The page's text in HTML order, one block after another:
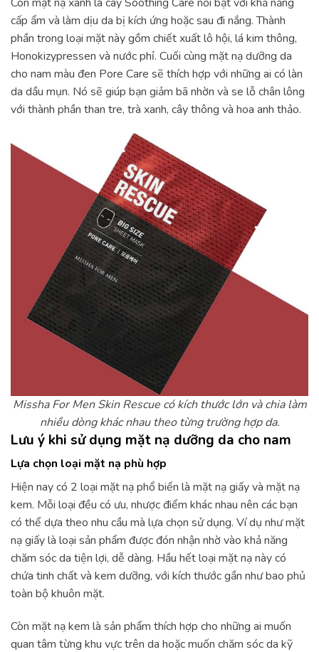
cấp ẩm và làm dịu da bị kích ứng hoặc sau đi nắng. Thành
phần trong loại mặt này gồm chiết xuất lô hội, lá kim thông,
Honokizypressen và nước phỉ. Cuối cùng mặt nạ dưỡng da
cho nam màu đen Pore Care sẽ thích hợp với những ai có làn
da dầu mụn. Nó sẽ giúp bạn giảm bã nhờn và se lỗ chân lông
với thành phần than tre, trà xanh, cây thông và hoa anh thảo.
Missha For Men Skin Rescue có kích thước lớn và chia làm
nhiều dòng khác nhau theo từng trường hợp da.
Lưu ý khi sử dụng mặt nạ dưỡng da cho nam
Lựa chọn loại mặt nạ phù hợp
Hiện nay có 2 loại mặt nạ phổ biến là mặt nạ giấy và mặt nạ
kem. Mỗi loại đều có ưu, nhược điểm khác nhau nên các bạn
có thể dựa theo nhu cầu mà lựa chọn sử dụng. Ví dụ như mặt
nạ giấy là loại sản phẩm được đón nhận nhờ vào khả năng
chăm sóc da tiện lợi, dễ dàng. Hầu hết loại mặt nạ này có
chứa tinh chất và kem dưỡng, với kích thước gần như bao phủ
toàn bộ khuôn mặt.
Còn mặt nạ kem là sản phẩm thích hợp cho những ai muốn
quan tâm từng khu vực trên da hoặc muốn chăm sóc da kỹ